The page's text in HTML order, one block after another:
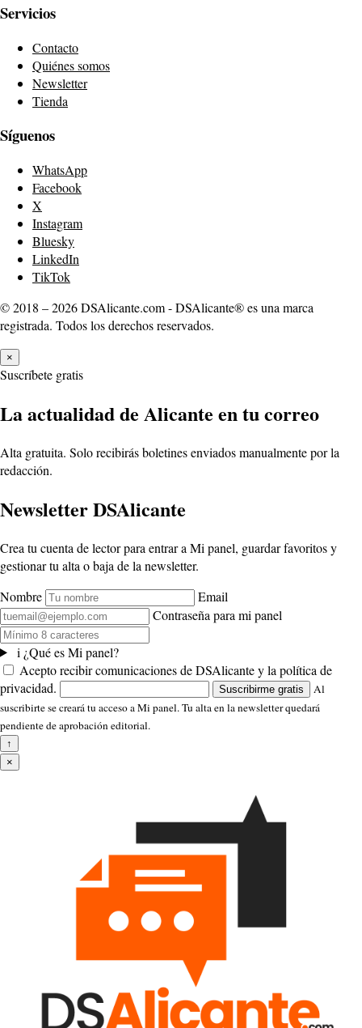
Servicios
Contacto
Quiénes somos
Newsletter
Tienda
Síguenos
WhatsApp
Facebook
X
Instagram
Bluesky
LinkedIn
TikTok
© 2018 – 2026 DSAlicante.com - DSAlicante® es una marca
registrada. Todos los derechos reservados.
×
Suscríbete gratis
La actualidad de Alicante en tu correo
Alta gratuita. Solo recibirás boletines enviados manualmente por la
redacción.
Newsletter DSAlicante
Crea tu cuenta de lector para entrar a Mi panel, guardar favoritos y
gestionar tu alta o baja de la newsletter.
Nombre
Email
Contraseña para mi panel
i ¿Qué es Mi panel?
Acepto recibir comunicaciones de DSAlicante y la política de
privacidad.
Suscribirme gratis
Al
suscribirte se creará tu acceso a Mi panel. Tu alta en la newsletter quedará
pendiente de aprobación editorial.
↑
×